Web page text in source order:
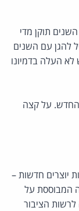
השנים תוקן מדי
להגן עם השנים
לא העלה בדמיונו
החדש. על קצה
יוצרים חדשות –
המבוססת על
הציבור